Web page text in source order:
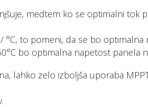
medtem ko se optimalni tok
to pomeni, da se bo
bo optimalna napetost panela
lahko zelo izboljša uporaba